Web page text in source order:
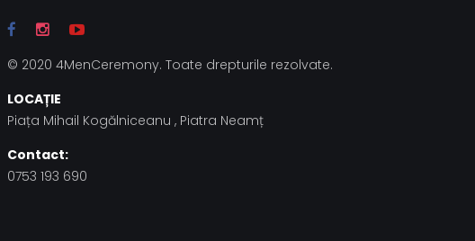
© 2020 4MenCeremony. Toate drepturile rezolvate.
LOCAȚIE
Piața Mihail Kogălniceanu , Piatra Neamț
Contact:
0753 193 690